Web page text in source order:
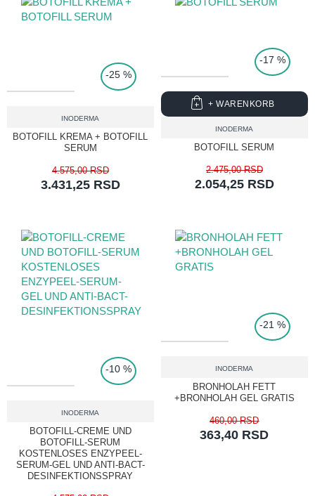
-25 %
INODERMA
BOTOFILL KREMA + BOTOFILL
SERUM
3.431,25 RSD
4.575,00 RSD
-17 %
INODERMA
BOTOFILL SERUM
2.054,25 RSD
2.475,00 RSD
+ WARENKORB
-10 %
INODERMA
BOTOFILL-CREME UND
BOTOFILL-SERUM
KOSTENLOSES ENZYPEEL-
SERUM-GEL UND ANTI-BACT-
DESINFEKTIONSSPRAY
TOP PRICE -21 %
INODERMA
BRONHOLAH FETT
+BRONHOLAH GEL GRATIS
363,40 RSD
460,00 RSD